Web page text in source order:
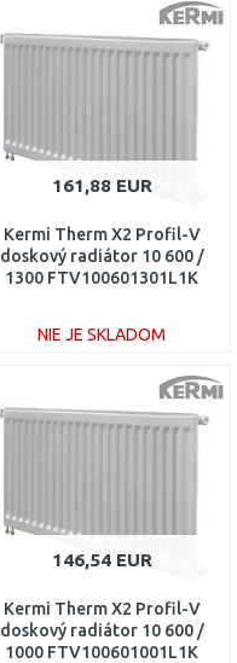
DO KOŠÍKA
Porovnať
161,88 EUR
Kermi Therm X2 Profil-V
doskový radiátor 10 600 /
1300 FTV100601301L1K
NIE JE SKLADOM
DO KOŠÍKA
Porovnať
146,54 EUR
Kermi Therm X2 Profil-V
doskový radiátor 10 600 /
1000 FTV100601001L1K